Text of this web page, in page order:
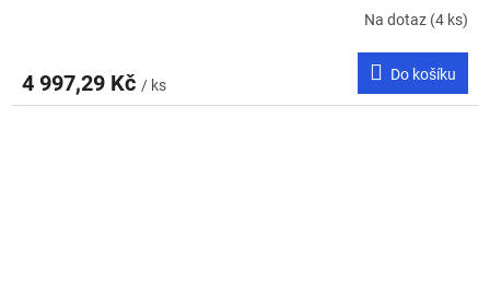
Na dotaz (4 ks)
4 997,29 Kč / ks
Do košíku